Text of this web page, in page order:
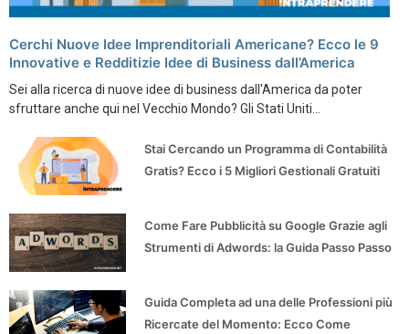
Cerchi Nuove Idee Imprenditoriali Americane? Ecco le 9
Innovative e Redditizie Idee di Business dall’America
Sei alla ricerca di nuove idee di business dall'America da poter
sfruttare anche qui nel Vecchio Mondo? Gli Stati Uniti...
Stai Cercando un Programma di Contabilità
Gratis? Ecco i 5 Migliori Gestionali Gratuiti
Come Fare Pubblicità su Google Grazie agli
Strumenti di Adwords: la Guida Passo Passo
Guida Completa ad una delle Professioni più
Ricercate del Momento: Ecco Come